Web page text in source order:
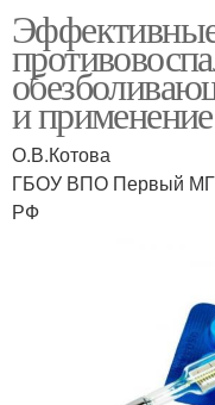
и применение
О.В.Котова
ГБОУ ВПО Первый
РФ